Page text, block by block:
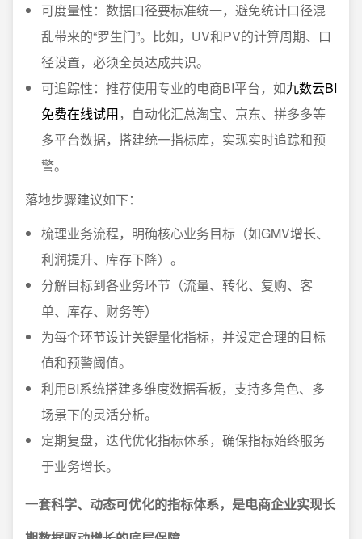
可度量性：数据口径要标准统一，避免统计口径混
乱带来的“罗生门”。比如，UV和PV的计算周期、口
径设置，必须全员达成共识。
可追踪性：推荐使用专业的电商BI平台，如九数云BI
免费在线试用，自动化汇总淘宝、京东、拼多多等
多平台数据，搭建统一指标库，实现实时追踪和预
警。
落地步骤建议如下：
梳理业务流程，明确核心业务目标（如GMV增长、
利润提升、库存下降）。
分解目标到各业务环节（流量、转化、复购、客
单、库存、财务等）
为每个环节设计关键量化指标，并设定合理的目标
值和预警阈值。
利用BI系统搭建多维度数据看板，支持多角色、多
场景下的灵活分析。
定期复盘，迭代优化指标体系，确保指标始终服务
于业务增长。
一套科学、动态可优化的指标体系，是电商企业实现长